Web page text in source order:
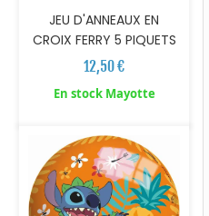
JEU D'ANNEAUX EN
CROIX FERRY 5 PIQUETS
12,50 €
En stock Mayotte